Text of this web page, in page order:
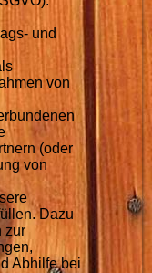
und
von
(oder
von
Dazu
zur
Abhilfe bei